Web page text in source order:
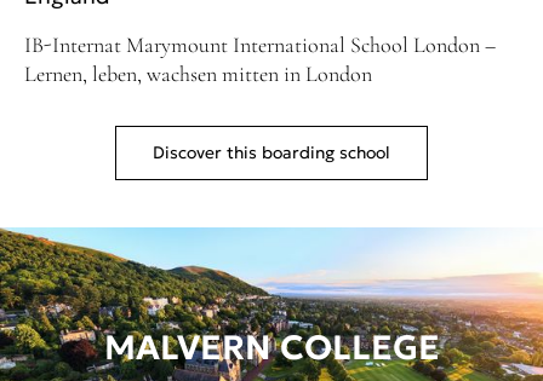
IB-Internat Marymount International School London –
Lernen, leben, wachsen mitten in London
Discover this boarding school
MALVERN COLLEGE